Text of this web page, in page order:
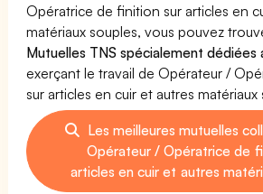
Opératrice de finition sur articles en
matériaux souples, vous pouvez
Mutuelles TNS spécialement dédiées
exerçant le travail de Opérateur /
sur articles en cuir et autres matériaux
Les meilleures mutuelles
Opérateur / Opératrice de
articles en cuir et autres